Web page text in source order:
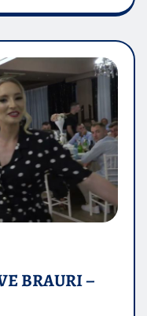
BRAURI –